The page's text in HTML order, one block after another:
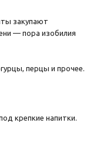
закупают
— пора изобилия
перцы и прочее.
крепкие напитки.